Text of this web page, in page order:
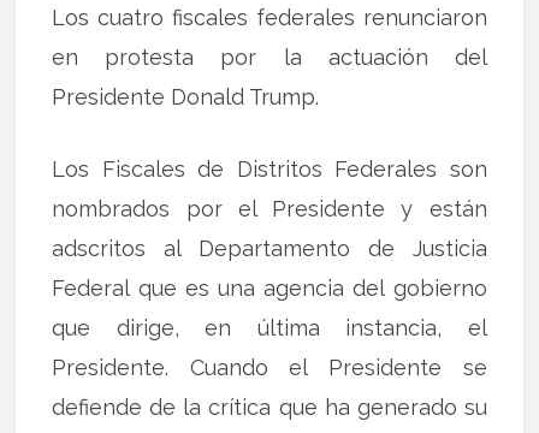
Los cuatro fiscales federales renunciaron
en protesta por la actuación del
Presidente Donald Trump.
Los Fiscales de Distritos Federales son
nombrados por el Presidente y están
adscritos al Departamento de Justicia
Federal que es una agencia del gobierno
que dirige, en última instancia, el
Presidente. Cuando el Presidente se
defiende de la crítica que ha generado su